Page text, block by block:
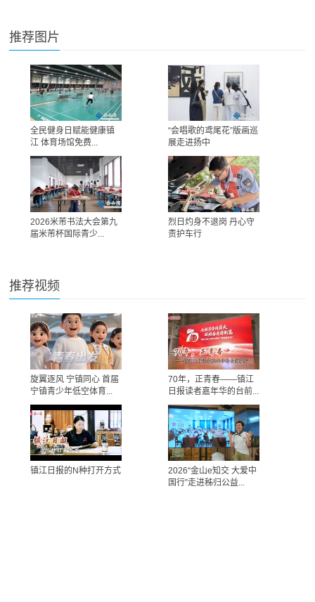
推荐图片
全民健身日赋能健康镇
江 体育场馆免费...
“会唱歌的鸢尾花”版画巡
展走进扬中
2026米芾书法大会第九
届米芾杯国际青少...
烈日灼身不退岗 丹心守
责护车行
推荐视频
旋翼逐风 宁镇同心 首届
宁镇青少年低空体育...
70年，正青春——镇江
日报读者嘉年华的台前...
镇江日报的N种打开方式
2026“金山e知交 大爱中
国行”走进秭归公益...